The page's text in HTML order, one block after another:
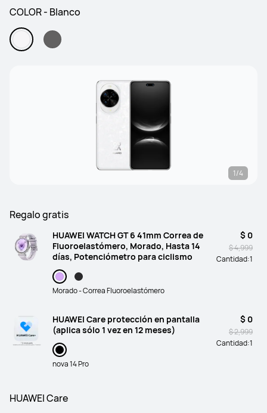
COLOR - Blanco
1/4
Regalo gratis
HUAWEI WATCH GT 6 41mm Correa de
Fluoroelastómero, Morado, Hasta 14
días, Potenciómetro para ciclismo
Morado - Correa Fluoroelastómero
$ 0
$ 4,999
Cantidad:1
HUAWEI Care protección en pantalla
(aplica sólo 1 vez en 12 meses)
nova 14 Pro
$ 0
$ 2,999
Cantidad:1
HUAWEI Care